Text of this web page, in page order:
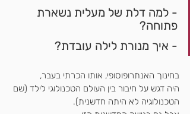
- למה דלת של מעלית נשארת
פתוחה?
- איך מנורת לילה עובדת?
בחינוך האנתרופוסופי, אותו הכרתי בעבר,
היה דגש על חיבור בין העולם הטכנולוגי לילד (שם
הטכנולוגיה לא היתה חדשנית).